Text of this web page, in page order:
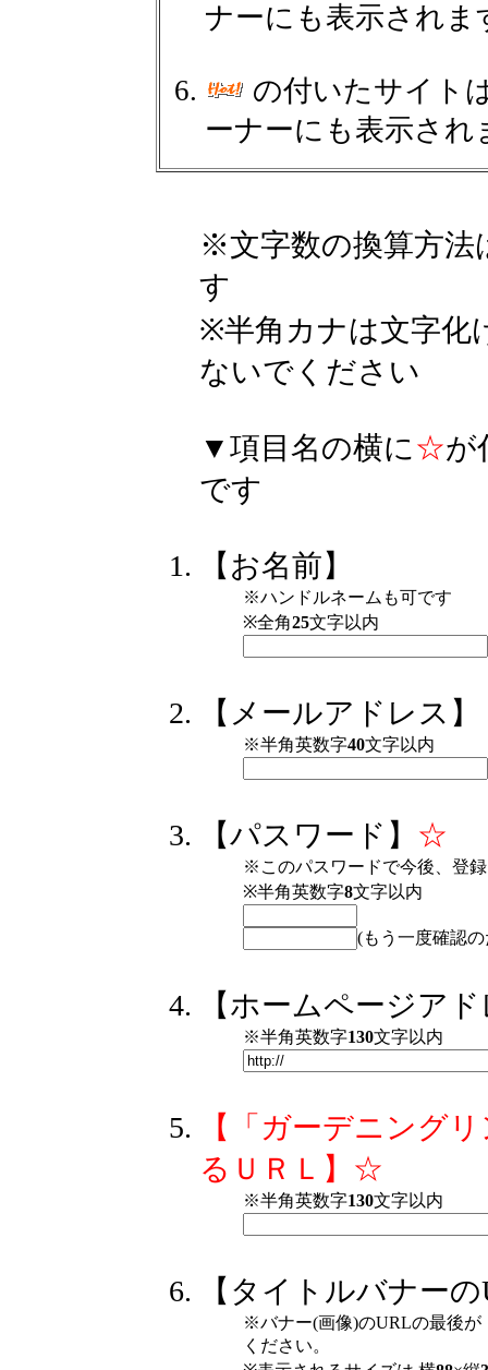
ナーにも表示されま
の付いたサイト
ーナーにも表示され
※文字数の換算方法
す
※半角カナは文字化
ないでください
▼項目名の横に☆が
です
【お名前】
※ハンドルネームも可です
※全角25文字以内
【メールアドレス】
※半角英数字40文字以内
【パスワード】 ☆
※このパスワードで今後、登
※半角英数字8文字以内
(もう一度確認
【ホームページア
※半角英数字130文字以内
【「ガーデニング
るＵＲＬ】☆
※半角英数字130文字以内
【タイトルバナー
※バナー(画像)のURLの最後が
ください。